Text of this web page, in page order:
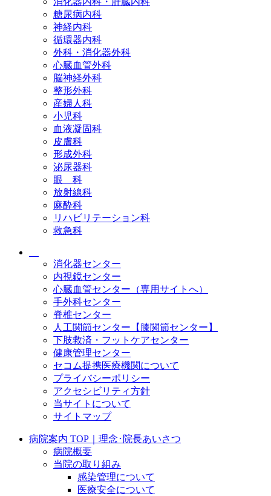
糖尿病内科
神経内科
循環器内科
外科・消化器外科
心臓血管外科
脳神経外科
整形外科
産婦人科
小児科
血液凝固科
皮膚科
形成外科
泌尿器科
眼 科
放射線科
麻酔科
リハビリテーション科
救急科
消化器センター
内視鏡センター
心臓血管センター（専用サイトへ）
手外科センター
脊椎センター
人工関節センター【膝関節センター】
下肢救済・フットケアセンター
健康管理センター
セコム提携医療機関について
プライバシーポリシー
アクセシビリティ方針
当サイトについて
サイトマップ
病院案内 TOP｜理念･院長あいさつ
病院概要
当院の取り組み
感染管理について
医療安全について